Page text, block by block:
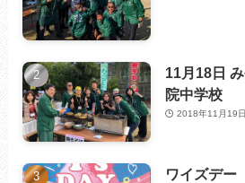
11月18日
院中学校
2018年11月19日
ワイズデ